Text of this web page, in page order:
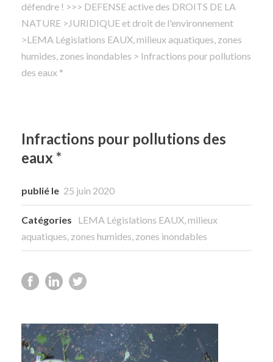
Rechercher
défendre ! >>> DEFENSE active des DROITS DE LA
NATURE >JURIDIQUE et droit de l'environnement
>LEMA Législations EAUX, milieux aquatiques, zones
humides, zones inondables > Infractions pour pollutions
des eaux *
Infractions pour pollutions des
eaux *
publié le 25 juin 2020
Catégories
LEMA Législations EAUX, milieux
aquatiques, zones humides, zones inondables